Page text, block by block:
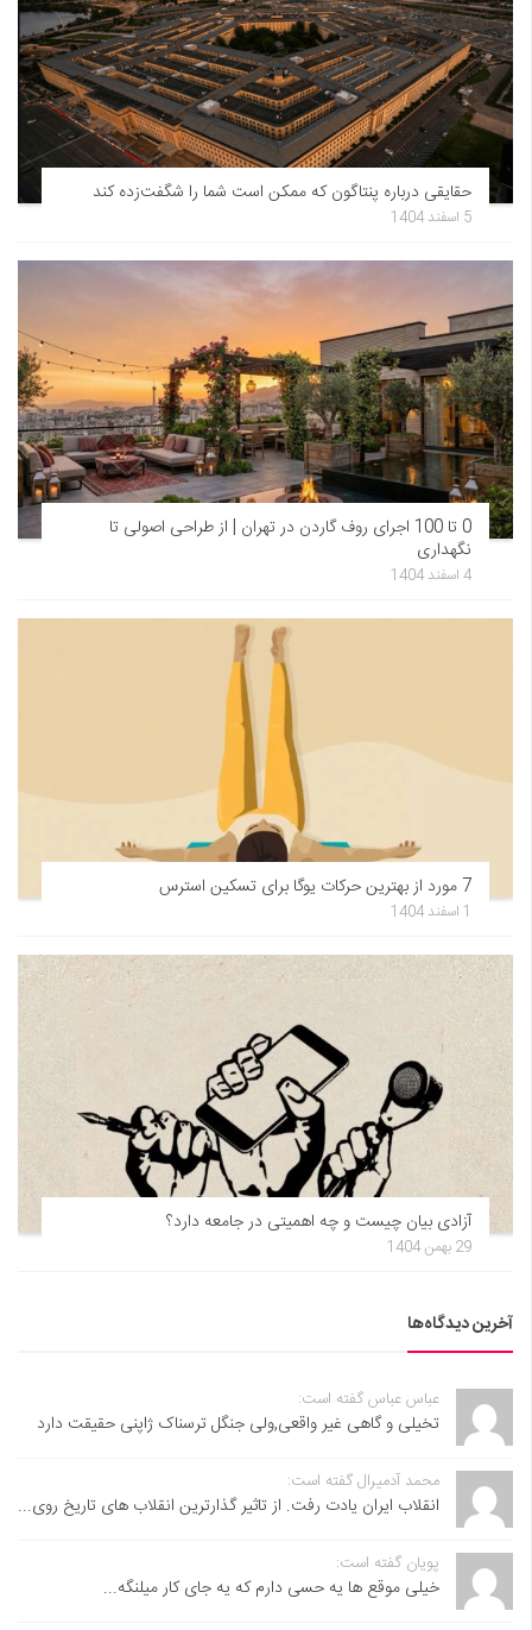
حقایقی درباره پنتاگون که ممکن است شما را شگفت‌زده کند
5 اسفند 1404
0 تا 100 اجرای روف گاردن در تهران | از طراحی اصولی تا
نگهداری
4 اسفند 1404
7 مورد از بهترین حرکات یوگا برای تسکین استرس
1 اسفند 1404
آزادی بیان چیست و چه اهمیتی در جامعه دارد؟
29 بهمن 1404
آخرین دیدگاه‌ها
عباس عباس گفته است:
تخیلی و گاهی غیر واقعی,ولی جنگل ترسناک ژاپنی حقیقت دارد
محمد آدمیرال گفته است:
انقلاب ایران یادت رفت. از تاثیر گذارترین انقلاب های تاریخ روی...
پویان گفته است:
خیلی موقع ها یه حسی دارم که یه جای کار میلنگه...